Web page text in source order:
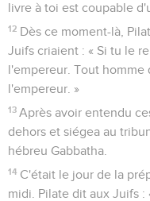
livre à toi est coupable
12 Dès ce moment-là,
Juifs criaient : « Si tu le
l'empereur. Tout homme
l'empereur. »
13 Après avoir entendu
dehors et siégea au
hébreu Gabbatha.
14 C'était le jour de la
midi. Pilate dit aux Juifs :